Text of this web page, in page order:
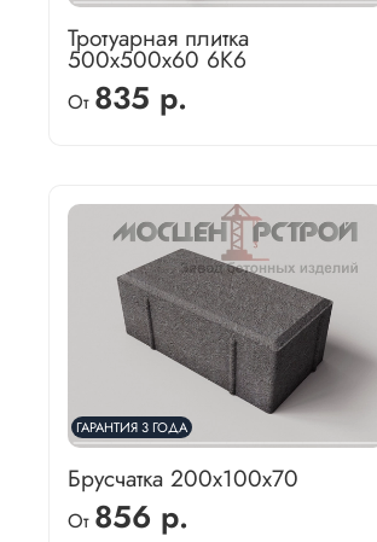
Тротуарная плитка
500х500х60 6К6
От 835 р.
ГАРАНТИЯ 3 ГОДА
Брусчатка 200х100х70
От 856 р.